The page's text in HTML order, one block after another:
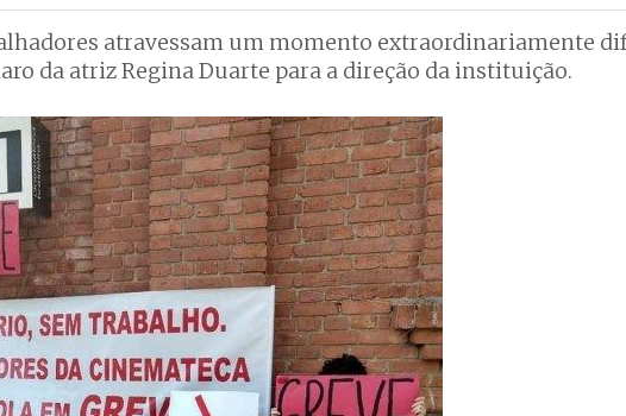
atravessam um momento extraordinariamente
da atriz Regina Duarte para a direção da instituição.